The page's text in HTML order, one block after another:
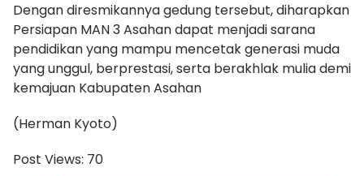
Dengan diresmikannya gedung tersebut, diharapkan
Persiapan MAN 3 Asahan dapat menjadi sarana
pendidikan yang mampu mencetak generasi muda
yang unggul, berprestasi, serta berakhlak mulia demi
kemajuan Kabupaten Asahan
(Herman Kyoto)
Post Views: 70